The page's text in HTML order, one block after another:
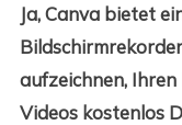
Ja, Canva bietet
aufzeichnen,
Videos kostenlos